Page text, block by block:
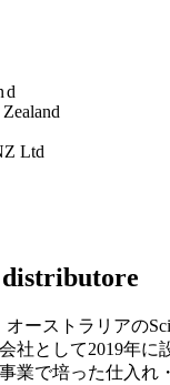
Ltd
オーストラリアの
社として2019年に
業で培った仕入れ